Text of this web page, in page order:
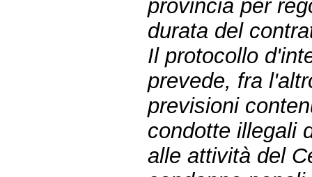
provincia per
durata del
Il protocollo
prevede, fra
previsioni
condotte illegali
alle attività del